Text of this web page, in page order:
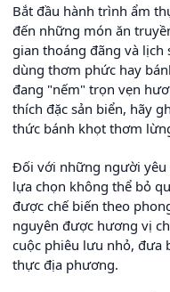
Bắt đầu hành trình ẩm
đến những món ăn
gian thoáng đãng và
dùng thơm phức hay
đang "nếm" trọn vẹn
thích đặc sản biển, hãy
thức bánh khọt thơm
Đối với những người yêu
lựa chọn không thể bỏ
được chế biến theo
nguyên được hương vị
cuộc phiêu lưu nhỏ, đưa
thực địa phương.